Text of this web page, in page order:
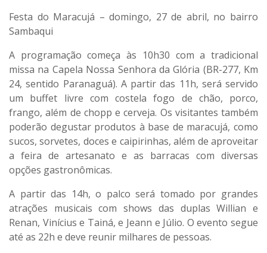
Festa do Maracujá – domingo, 27 de abril, no bairro
Sambaqui
A programação começa às 10h30 com a tradicional
missa na Capela Nossa Senhora da Glória (BR-277, Km
24, sentido Paranaguá). A partir das 11h, será servido
um buffet livre com costela fogo de chão, porco,
frango, além de chopp e cerveja. Os visitantes também
poderão degustar produtos à base de maracujá, como
sucos, sorvetes, doces e caipirinhas, além de aproveitar
a feira de artesanato e as barracas com diversas
opções gastronômicas.
A partir das 14h, o palco será tomado por grandes
atrações musicais com shows das duplas Willian e
Renan, Vinícius e Tainá, e Jeann e Júlio. O evento segue
até as 22h e deve reunir milhares de pessoas.